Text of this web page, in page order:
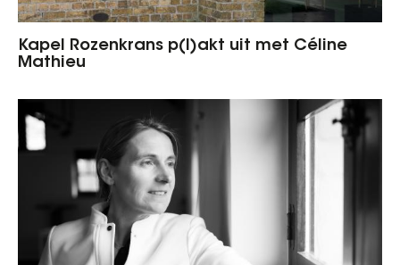
Kapel Rozenkrans p(l)akt uit met Céline
Mathieu